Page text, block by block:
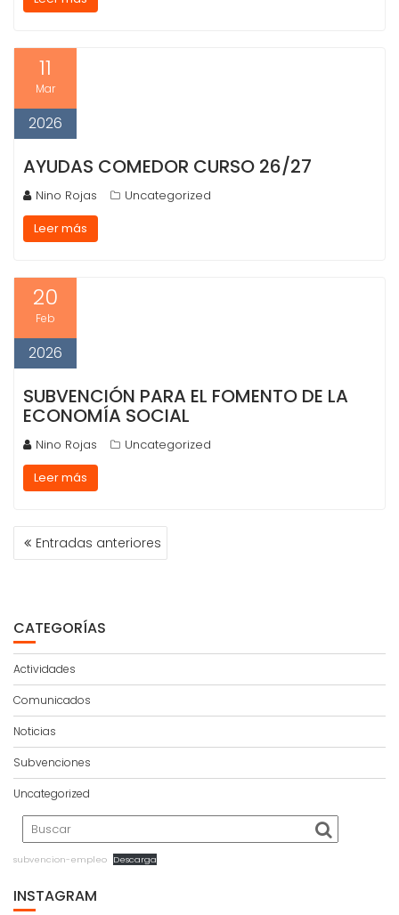
11
Mar
2026
AYUDAS COMEDOR CURSO 26/27
Nino Rojas
Uncategorized
Leer más
20
Feb
2026
SUBVENCIÓN PARA EL FOMENTO DE LA
ECONOMÍA SOCIAL
Nino Rojas
Uncategorized
Leer más
NAVEGACIÓN
DEEntradas anteriores
CATEGORÍAS
Actividades
Comunicados
Noticias
Subvenciones
Uncategorized
subvencion-empleo Descarga
INSTAGRAM